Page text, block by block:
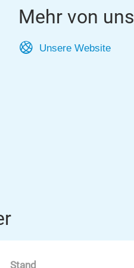
Mehr von uns
Unsere Website
Stand